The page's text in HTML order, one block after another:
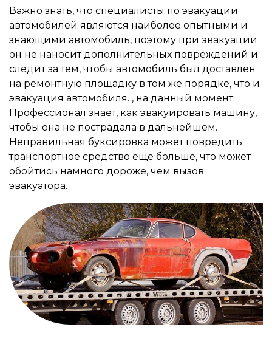
Важно знать, что специалисты по эвакуации
автомобилей являются наиболее опытными и
знающими автомобиль, поэтому при эвакуации
он не наносит дополнительных повреждений и
следит за тем, чтобы автомобиль был доставлен
на ремонтную площадку в том же порядке, что и
эвакуация автомобиля. , на данный момент.
Профессионал знает, как эвакуировать машину,
чтобы она не пострадала в дальнейшем.
Неправильная буксировка может повредить
транспортное средство еще больше, что может
обойтись намного дороже, чем вызов
эвакуатора.